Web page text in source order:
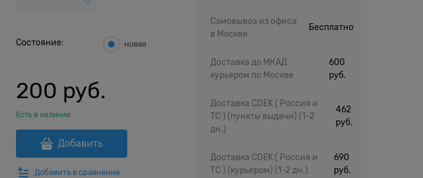
Состояние: новая
200 руб.
Есть в наличии
Добавить
Добавить в сравнение
Самовывоз из офиса
в Москве
Бесплатно
Доставка до МКАД
курьером по Москве
600
руб.
Доставка CDEK ( Россия и
ТС ) (пункты выдачи) (1-2
дн.)
462
руб.
Доставка CDEK ( Россия и
ТС ) (курьером) (1-2 дн.)
690
руб.